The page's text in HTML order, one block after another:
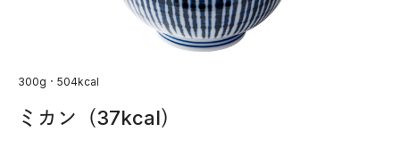
300g・504kcal
ミカン（37kcal）